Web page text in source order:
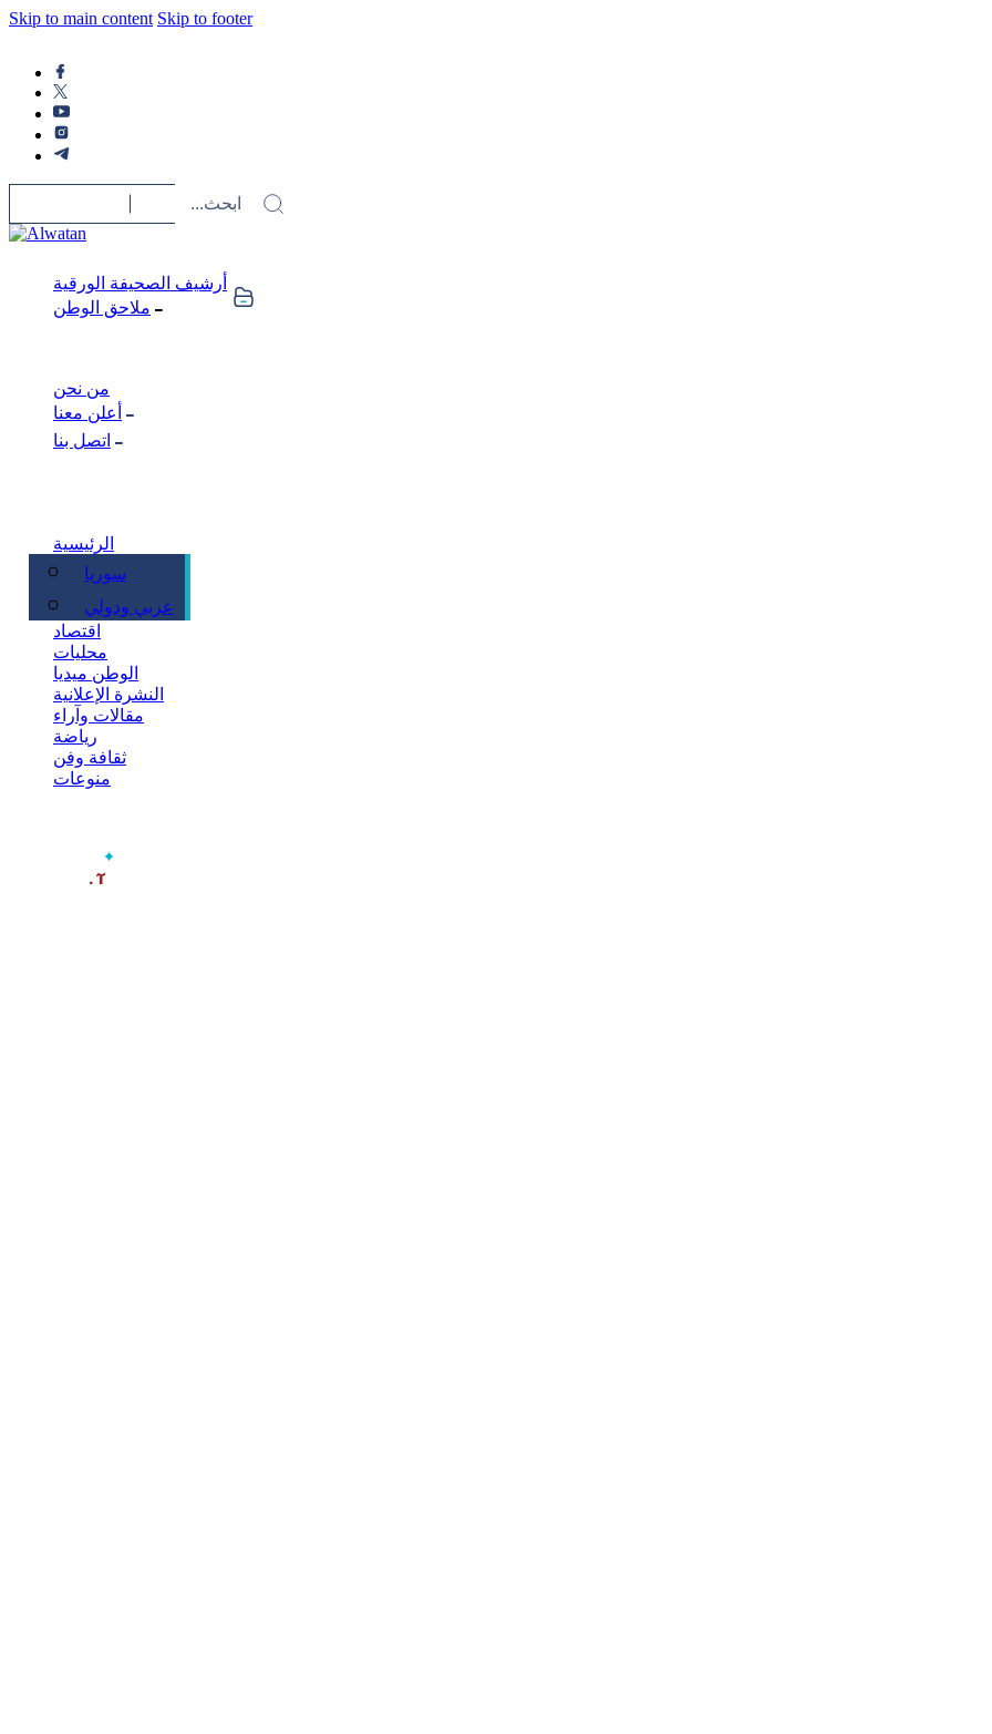
Skip to main content Skip to footer
أرشيف الصحيفة الورقية
ملاحق الوطن
من نحن
أعلن معنا
اتصل بنا
الرئيسية
سوريا
عربي ودولي
اقتصاد
محليات
الوطن ميديا
النشرة الإعلانية
مقالات وآراء
رياضة
ثقافة وفن
منوعات
‫آخر